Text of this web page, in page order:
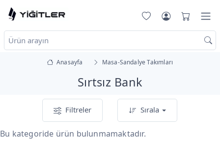
Anasayfa Masa-Sandalye Takımları
Sırtsız Bank
Filtreler Sırala
Bu kategoride ürün bulunmamaktadır.